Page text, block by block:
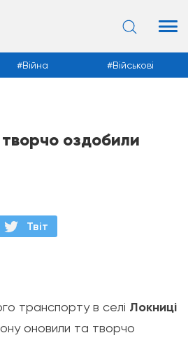
Війна Військові
оздобили
Твiт
транспорту в селі Локниці
оновили та творчо